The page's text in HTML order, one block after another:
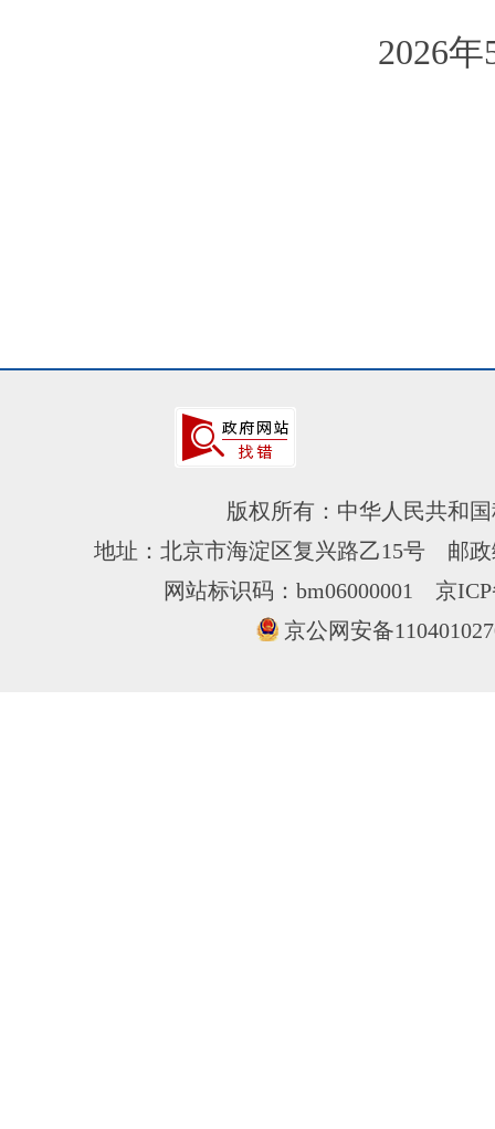
2026
版权所有：中华人民共和
地址：北京市海淀区复兴路乙15号 邮
网站标识码：bm06000001 京
京公网安备